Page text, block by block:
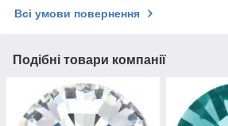
Всі умови повернення
Подібні товари компанії